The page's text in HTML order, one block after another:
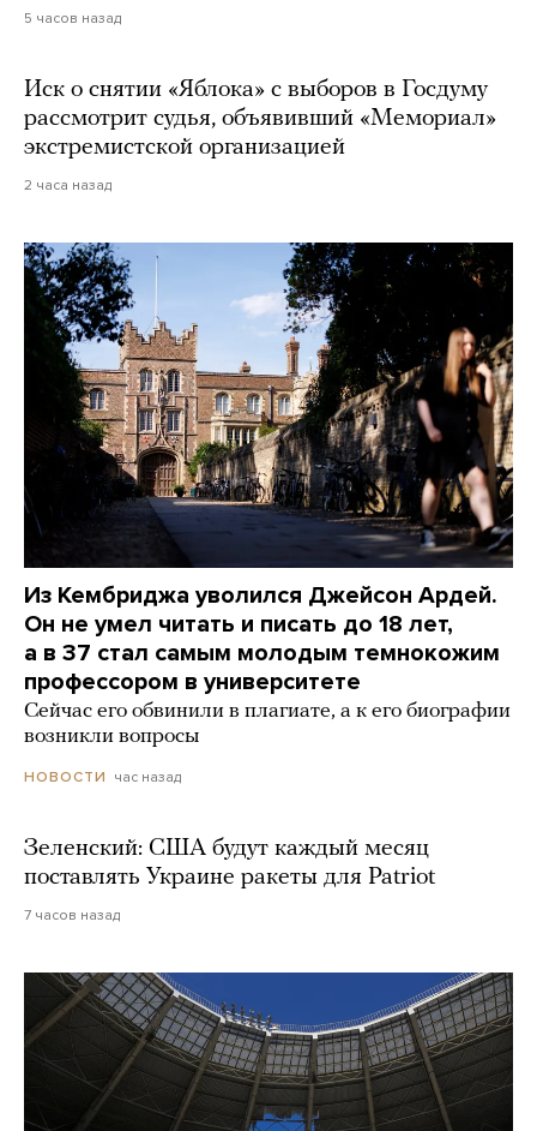
5 часов назад
Иск о снятии «Яблока» с выборов в Госдуму
рассмотрит судья, объявивший «Мемориал»
экстремистской организацией
2 часа назад
Из Кембриджа уволился Джейсон Ардей.
Он не умел читать и писать до 18 лет,
а в 37 стал самым молодым темнокожим
профессором в университете
Сейчас его обвинили в плагиате, а к его биографии
возникли вопросы
НОВОСТИ час назад
Зеленский: США будут каждый месяц
поставлять Украине ракеты для Patriot
7 часов назад